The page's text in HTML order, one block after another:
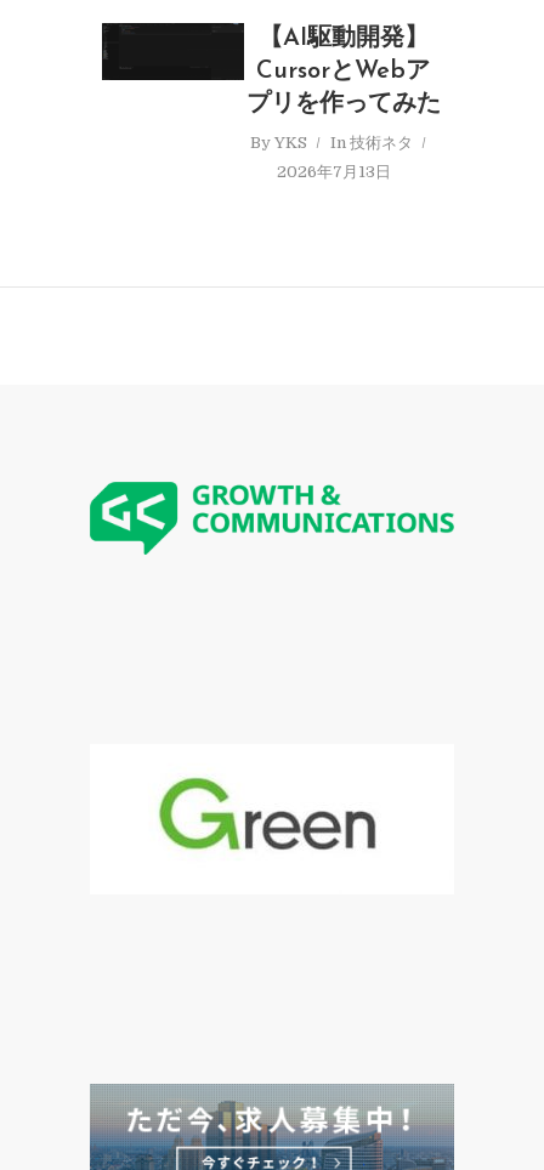
【AI駆動開発】
CursorとWebア
プリを作ってみた
ByYKS In技術ネタ
2026年7月13日